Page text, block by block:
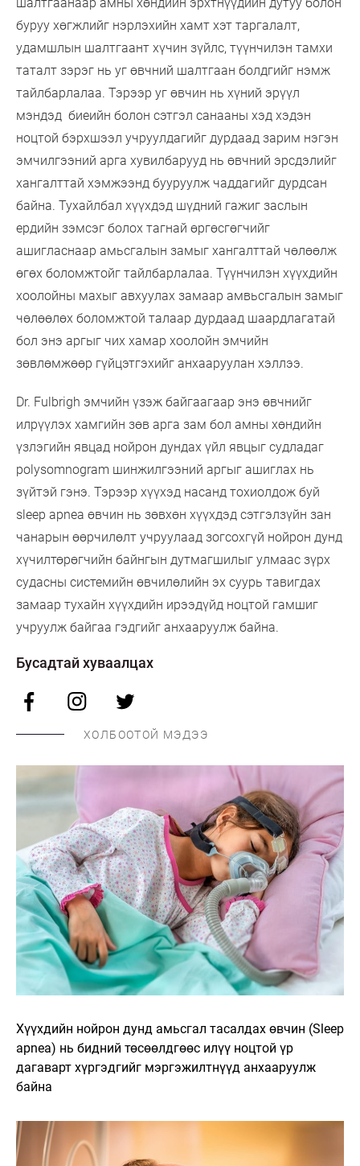
буруу хөгжлийг нэрлэхийн хамт хэт таргалалт,
удамшлын шалтгаант хүчин зүйлс, түүнчилэн тамхи
таталт зэрэг нь уг өвчний шалтгаан болдгийг нэмж
тайлбарлалаа. Тэрээр уг өвчин нь хүний эрүүл
мэндэд биеийн болон сэтгэл санааны хэд хэдэн
ноцтой бэрхшээл учруулдагийг дурдаад зарим нэгэн
эмчилгээний арга хувилбарууд нь өвчний эрсдэлийг
хангалттай хэмжээнд бууруулж чаддагийг дурдсан
байна. Тухайлбал хүүхдэд шүдний гажиг заслын
ердийн зэмсэг болох тагнай өргөсгөгчийг
ашигласнаар амьсгалын замыг хангалттай чөлөөлж
өгөх боломжтойг тайлбарлалаа. Түүнчилэн хүүхдийн
хоолойны махыг авхуулах замаар амвьсгалын замыг
чөлөөлөх боломжтой талаар дурдаад шаардлагатай
бол энэ аргыг чих хамар хоолойн эмчийн
зөвлөмжөөр гүйцэтгэхийг анхааруулан хэллээ.
Dr. Fulbrigh эмчийн үзэж байгаагаар энэ өвчнийг
илрүүлэх хамгийн зөв арга зам бол амны хөндийн
үзлэгийн явцад нойрон дундах үйл явцыг судладаг
polysomnogram шинжилгээний аргыг ашиглах нь
зүйтэй гэнэ. Тэрээр хүүхэд насанд тохиолдож буй
sleep apnea өвчин нь зөвхөн хүүхдэд сэтгэлзүйн зан
чанарын өөрчилөлт учруулаад зогсохгүй нойрон дунд
хүчилтөрөгчийн байнгын дутмагшилыг улмаас зүрх
судасны системийн өвчилөлийн эх суурь тавигдах
замаар тухайн хүүхдийн ирээдүйд ноцтой гамшиг
учруулж байгаа гэдгийг анхааруулж байна.
Бусадтай хуваалцах
ХОЛБООТОЙ МЭДЭЭ
Хүүхдийн нойрон дунд амьсгал тасалдах өвчин (Sleep
apnea) нь бидний төсөөлдгөөс илүү ноцтой үр
дагаварт хүргэдгийг мэргэжилтнүүд анхааруулж
байна